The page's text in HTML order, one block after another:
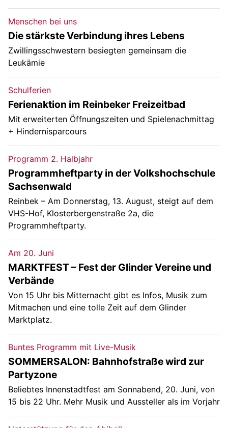
Menschen bei uns
Die stärkste Verbindung ihres Lebens
Zwillingsschwestern besiegten gemeinsam die
Leukämie
Schulferien
Ferienaktion im Reinbeker Freizeitbad
Mit erweiterten Öffnungszeiten und Spielenachmittag
+ Hindernisparcours
Programm 2. Halbjahr
Programmheftparty in der Volkshochschule
Sachsenwald
Reinbek – Am Donnerstag, 13. August, steigt auf dem
VHS-Hof, Klosterbergenstraße 2a, die
Programmheftparty.
Am 20. Juni
MARKTFEST – Fest der Glinder Vereine und
Verbände
Von 15 Uhr bis Mitternacht gibt es Infos, Musik zum
Mitmachen und eine tolle Zeit auf dem Glinder
Marktplatz.
Buntes Programm mit Live-Musik
SOMMERSALON: Bahnhofstraße wird zur
Partyzone
Beliebtes Innenstadtfest am Sonnabend, 20. Juni, von
15 bis 22 Uhr. Mehr Musik und Aussteller als im Vorjahr